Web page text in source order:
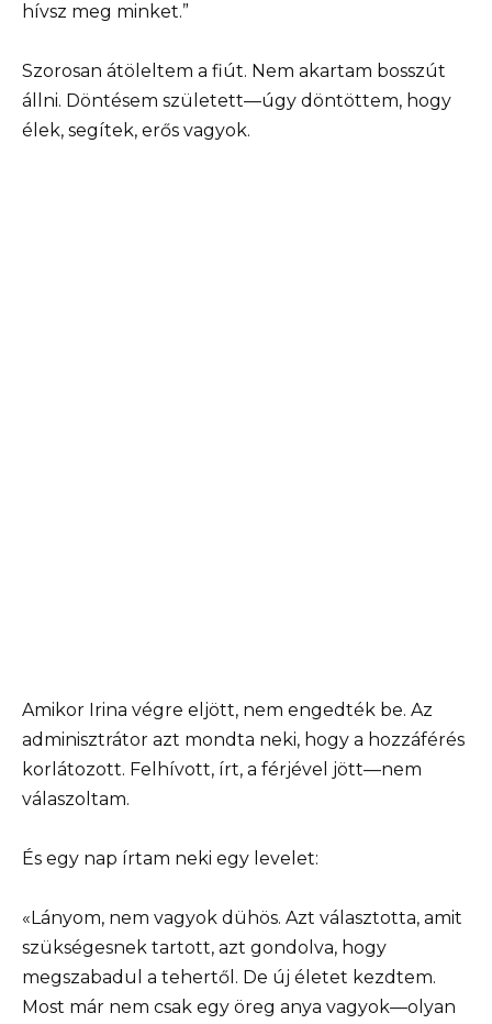
hívsz meg minket.”
Szorosan átöleltem a fiút. Nem akartam bosszút
állni. Döntésem született—úgy döntöttem, hogy
élek, segítek, erős vagyok.
Amikor Irina végre eljött, nem engedték be. Az
adminisztrátor azt mondta neki, hogy a hozzáférés
korlátozott. Felhívott, írt, a férjével jött—nem
válaszoltam.
És egy nap írtam neki egy levelet:
«Lányom, nem vagyok dühös. Azt választotta, amit
szükségesnek tartott, azt gondolva, hogy
megszabadul a tehertől. De új életet kezdtem.
Most már nem csak egy öreg anya vagyok—olyan